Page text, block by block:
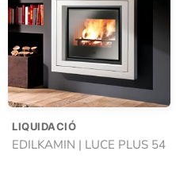
LIQUIDACIÓ
EDILKAMIN | LUCE PLUS 54